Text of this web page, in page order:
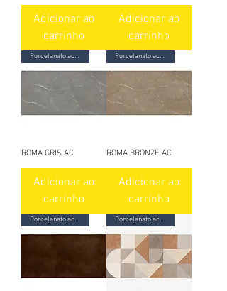
Adicionar ao
carrinho
Adicionar ao
carrinho
Porcelanato acetinado
ROMA GRIS AC
Adicionar ao
carrinho
Porcelanato acetinado
ROMA BRONZE AC
Adicionar ao
carrinho
Porcelanato acetinado Porcelanato acetinado